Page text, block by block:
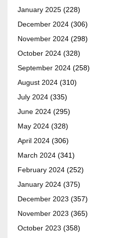
January 2025 (228)
December 2024 (306)
November 2024 (298)
October 2024 (328)
September 2024 (258)
August 2024 (310)
July 2024 (335)
June 2024 (295)
May 2024 (328)
April 2024 (306)
March 2024 (341)
February 2024 (252)
January 2024 (375)
December 2023 (357)
November 2023 (365)
October 2023 (358)